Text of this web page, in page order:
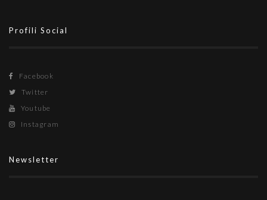
Profili Social
Facebook
Twitter
Youtube
Instagram
Newsletter